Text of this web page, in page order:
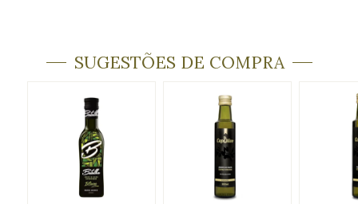
SUGESTÕES DE COMPRA